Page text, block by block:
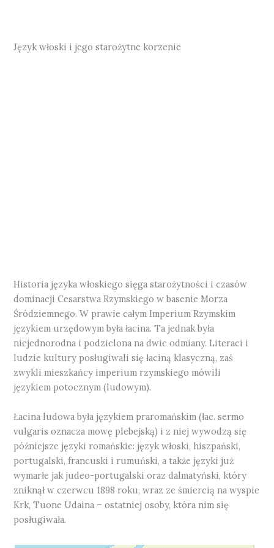
Język włoski i jego starożytne korzenie
Historia języka włoskiego sięga starożytności i czasów
dominacji Cesarstwa Rzymskiego w basenie Morza
Śródziemnego. W prawie całym Imperium Rzymskim
językiem urzędowym była łacina. Ta jednak była
niejednorodna i podzielona na dwie odmiany. Literaci i
ludzie kultury posługiwali się łaciną klasyczną, zaś
zwykli mieszkańcy imperium rzymskiego mówili
językiem potocznym (ludowym).
Łacina ludowa była językiem praromańskim (łac. sermo
vulgaris oznacza mowę plebejską) i z niej wywodzą się
późniejsze języki romańskie: język włoski, hiszpański,
portugalski, francuski i rumuński, a także języki już
wymarłe jak judeo-portugalski oraz dalmatyński, który
zniknął w czerwcu 1898 roku, wraz ze śmiercią na wyspie
Krk, Tuone Udaina – ostatniej osoby, która nim się
posługiwała.